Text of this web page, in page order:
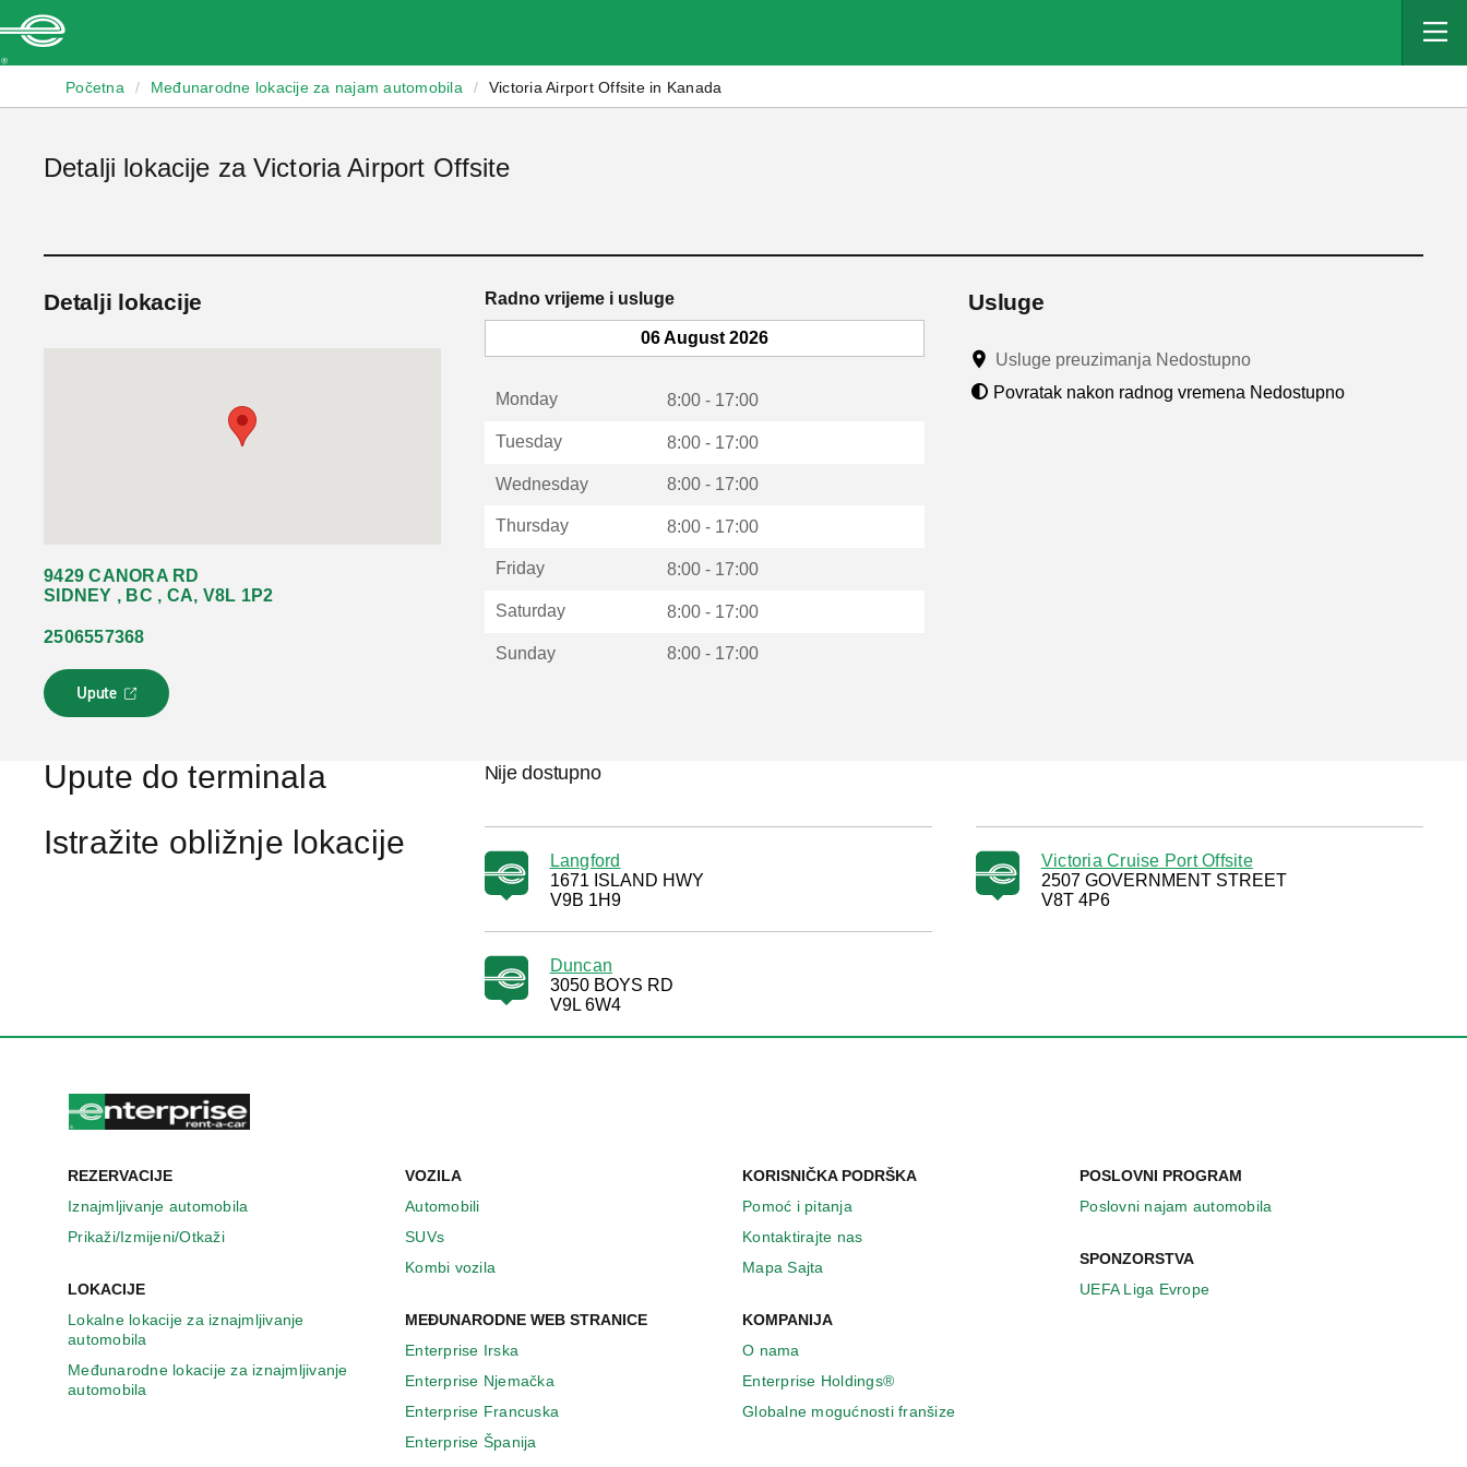
Početna / Međunarodne lokacije za najam automobila / Victoria Airport Offsite in Kanada
Detalji lokacije za Victoria Airport Offsite
Detalji lokacije
9429 CANORA RD
SIDNEY , BC , CA, V8L 1P2
2506557368
Upute
L
i
s
o
t
p
r
o
o
r
Radno vrijeme i usluge
06 August 2026
Monday 8:00 - 17:00
Tuesday 8:00 - 17:00
Wednesday 8:00 - 17:00
Thursday 8:00 - 17:00
Friday 8:00 - 17:00
Saturday 8:00 - 17:00
Sunday 8:00 - 17:00
Usluge
Usluge preuzimanja Nedostupno
Povratak nakon radnog vremena Nedostupno
Upute do terminala Nije dostupno
Istražite obližnje lokacije
Langford
1671 ISLAND HWY
V9B 1H9
Victoria Cruise Port Offsite
2507 GOVERNMENT STREET
V8T 4P6
Duncan
3050 BOYS RD
V9L 6W4
REZERVACIJE
Iznajmljivanje automobila
Prikaži/Izmijeni/Otkaži
LOKACIJE
Lokalne lokacije za iznajmljivanje
automobila
Međunarodne lokacije za iznajmljivanje
automobila
VOZILA
Automobili
SUVs
Kombi vozila
MEĐUNARODNE WEB STRANICE
Enterprise Irska
Enterprise Njemačka
Enterprise Francuska
Enterprise Španija
KORISNIČKA PODRŠKA
Pomoć i pitanja
Kontaktirajte nas
Mapa Sajta
KOMPANIJA
O nama
Enterprise Holdings®
Globalne mogućnosti franšize
POSLOVNI PROGRAM
Poslovni najam automobila
SPONZORSTVA
UEFA Liga Evrope